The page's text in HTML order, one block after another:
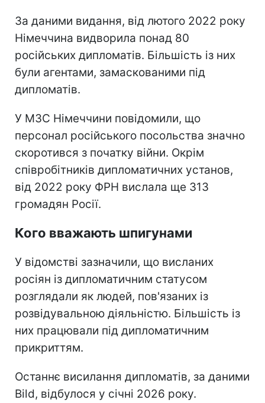
За даними видання, від лютого 2022 року
Німеччина видворила понад 80
російських дипломатів. Більшість із них
були агентами, замаскованими під
дипломатів.
У МЗС Німеччини повідомили, що
персонал російського посольства значно
скоротився з початку війни. Окрім
співробітників дипломатичних установ,
від 2022 року ФРН вислала ще 313
громадян Росії.
Кого вважають шпигунами
У відомстві зазначили, що висланих
росіян із дипломатичним статусом
розглядали як людей, пов'язаних із
розвідувальною діяльністю. Більшість із
них працювали під дипломатичним
прикриттям.
Останнє висилання дипломатів, за даними
Bild, відбулося у січні 2026 року.